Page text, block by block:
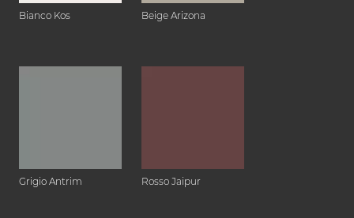
Bianco Kos Beige Arizona
Grigio Antrim Rosso Jaipur